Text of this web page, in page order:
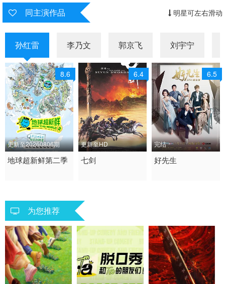
20260730旅行日记第5期（上）
20260801第6期上
20260805特别联动
同主演作品 明星可左右滑动
孙红雷 李乃文 郭京飞 刘宇宁
8.6
更新至20260806期
2026 / 中国大陆 / 汉语
地球超新鲜第二季
6.4
更新至HD
2005 / 普通话 / 普通话
七剑
6.5
完结
2016 / 大陆 / 国语
好先生
为您推荐